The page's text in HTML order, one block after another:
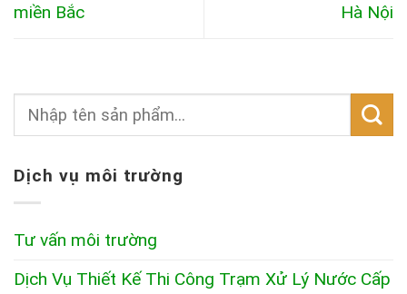
miền Bắc
Hà Nội
Dịch vụ môi trường
Tư vấn môi trường
Dịch Vụ Thiết Kế Thi Công Trạm Xử Lý Nước Cấp